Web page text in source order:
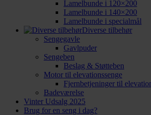
Lamelbunde i 120×200
Lamelbunde i 140×200
Lamelbunde i specialmål
Diverse tilbehør
Sengegavle
Gavlpuder
Sengeben
Beslag & Støtteben
Motor til elevationssenge
Fjernbetjeninger til
Badeværelse
Vinter Udsalg 2025
Brug for en seng i dag?